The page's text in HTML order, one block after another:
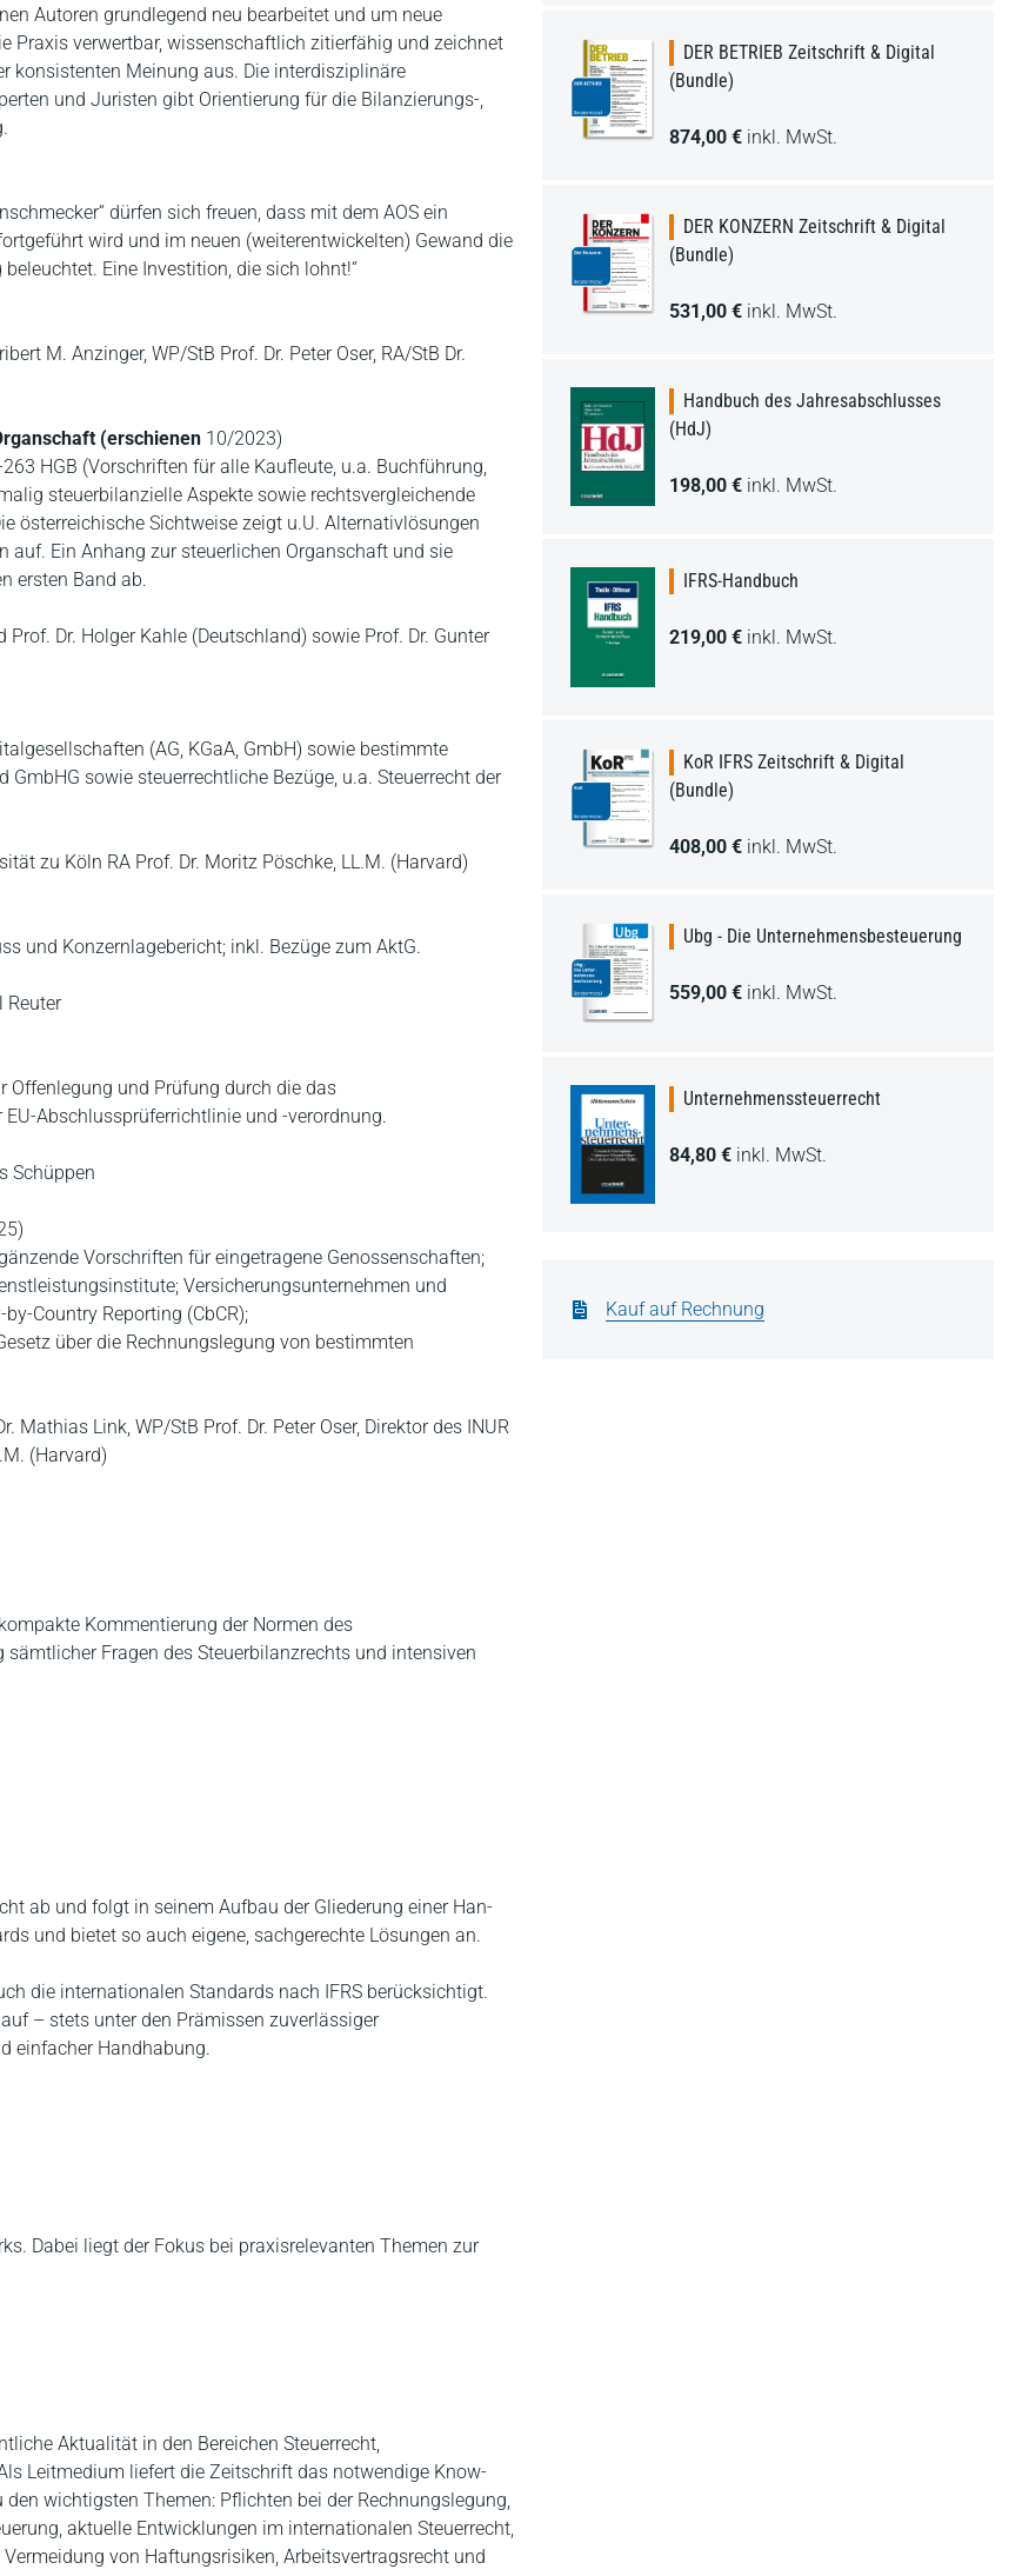
Autoren grundlegend neu bearbeitet und um neue
Praxis verwertbar, wissenschaftlich zitierfähig und zeichnet
konsistenten Meinung aus. Die interdisziplinäre
und Juristen gibt Orientierung für die Bilanzierungs-,
dürfen sich freuen, dass mit dem AOS ein
wird und im neuen (weiterentwickelten) Gewand die
Eine Investition, die sich lohnt!“
M. Anzinger, WP/StB Prof. Dr. Peter Oser, RA/StB Dr.
(erschienen 10/2023)
HGB (Vorschriften für alle Kaufleute, u.a. Buchführung,
steuerbilanzielle Aspekte sowie rechtsvergleichende
österreichische Sichtweise zeigt u.U. Alternativlösungen
Ein Anhang zur steuerlichen Organschaft und sie
ersten Band ab.
Prof. Dr. Holger Kahle (Deutschland) sowie Prof. Dr. Gunter
(AG, KGaA, GmbH) sowie bestimmte
sowie steuerrechtliche Bezüge, u.a. Steuerrecht der
zu Köln RA Prof. Dr. Moritz Pöschke, LL.M. (Harvard)
und Konzernlagebericht; inkl. Bezüge zum AktG.
Reuter
Offenlegung und Prüfung durch die das
Abschlussprüferrichtlinie und -verordnung.
Schüppen
Vorschriften für eingetragene Genossenschaften;
Versicherungsunternehmen und
Country Reporting (CbCR);
über die Rechnungslegung von bestimmten
Mathias Link, WP/StB Prof. Dr. Peter Oser, Direktor des INUR
(Harvard)
Kommentierung der Normen des
Fragen des Steuerbilanzrechts und intensiven
ab und folgt in seinem Aufbau der Gliederung einer Han­
und bietet so auch eigene, sachgerechte Lösungen an.
die internationalen Standards nach IFRS berücksichtigt.
– stets unter den Prämissen zuverlässiger
einfacher Handhabung.
Dabei liegt der Fokus bei praxisrelevanten Themen zur
Aktualität in den Bereichen Steuerrecht,
Leitmedium liefert die Zeitschrift das notwendige Know-
wichtigsten Themen: Pflichten bei der Rechnungslegung,
aktuelle Entwicklungen im internationalen Steuerrecht,
von Haftungsrisiken, Arbeitsvertragsrecht und
DER BETRIEB Zeitschrift & Digital
(Bundle)
874,00 € inkl. MwSt.
DER KONZERN Zeitschrift & Digital
(Bundle)
531,00 € inkl. MwSt.
Handbuch des Jahresabschlusses
(HdJ)
198,00 € inkl. MwSt.
IFRS-Handbuch
219,00 € inkl. MwSt.
KoR IFRS Zeitschrift & Digital
(Bundle)
408,00 € inkl. MwSt.
Ubg - Die Unternehmensbesteuerung
559,00 € inkl. MwSt.
Unternehmenssteuerrecht
84,80 € inkl. MwSt.
Kauf auf Rechnung